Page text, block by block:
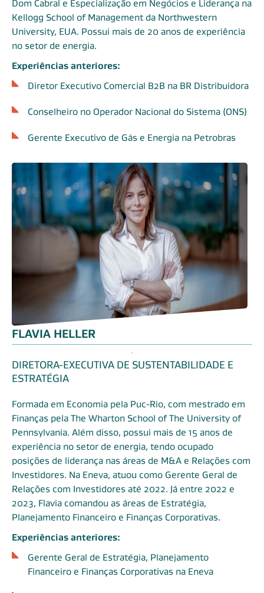
Dom Cabral e Especialização em Negócios e Liderança na
Kellogg School of Management da Northwestern
University, EUA. Possui mais de 20 anos de experiência
no setor de energia.
Experiências anteriores:
Diretor Executivo Comercial B2B na BR Distribuidora
Conselheiro no Operador Nacional do Sistema (ONS)
Gerente Executivo de Gás e Energia na Petrobras
FLAVIA HELLER
DIRETORA-EXECUTIVA DE SUSTENTABILIDADE E
ESTRATÉGIA
Formada em Economia pela Puc-Rio, com mestrado em
Finanças pela The Wharton School of The University of
Pennsylvania. Além disso, possui mais de 15 anos de
experiência no setor de energia, tendo ocupado
posições de liderança nas áreas de M&A e Relações com
Investidores. Na Eneva, atuou como Gerente Geral de
Relações com Investidores até 2022. Já entre 2022 e
2023, Flavia comandou as áreas de Estratégia,
Planejamento Financeiro e Finanças Corporativas.
Experiências anteriores:
Gerente Geral de Estratégia, Planejamento
Financeiro e Finanças Corporativas na Eneva